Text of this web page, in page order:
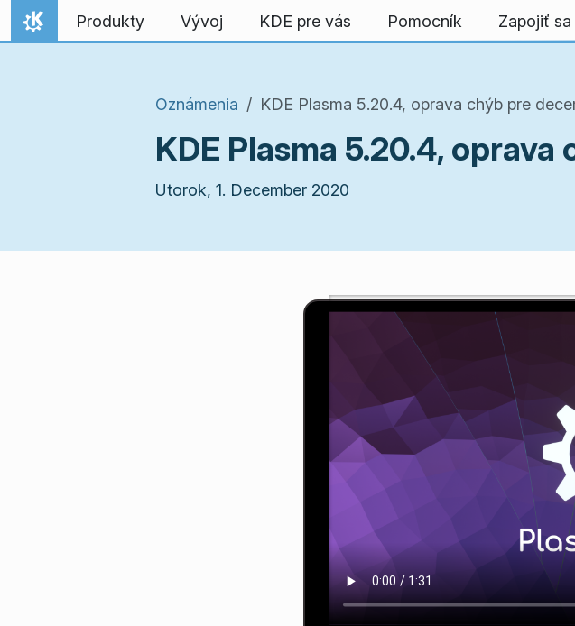
Preskočiť na obsah
Domov
Produkty Vývoj KDE pre vás Pomocník Zapojiť sa
Oznámenia KDE Plasma 5.20.4, oprava chýb pre
KDE Plasma 5.20.4,
Utorok, 1. December 2020